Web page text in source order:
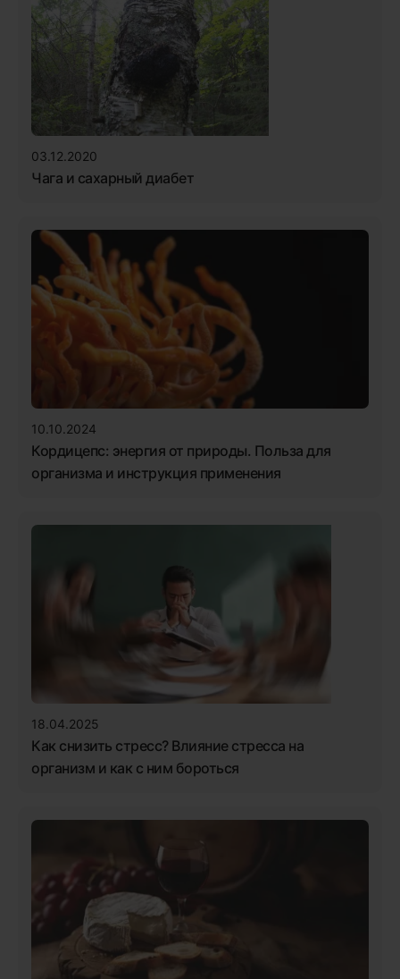
03.12.2020
Чага и сахарный диабет
10.10.2024
Кордицепс: энергия от природы. Польза для
организма и инструкция применения
18.04.2025
Как снизить стресс? Влияние стресса на
организм и как с ним бороться